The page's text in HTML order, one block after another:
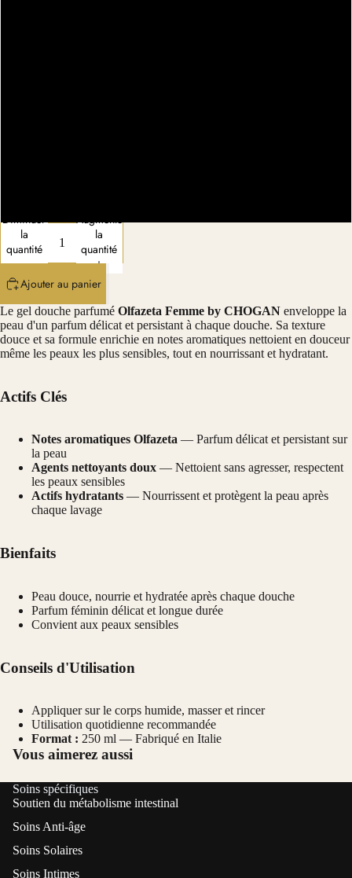
Diminuer
la
quantité
Augmenter
la
quantité
Ajouter au panier
Le gel douche parfumé Olfazeta Femme by CHOGAN enveloppe la
peau d'un parfum délicat et persistant à chaque douche. Sa texture
douce et sa formule enrichie en notes aromatiques nettoient en douceur
même les peaux les plus sensibles, tout en nourrissant et hydratant.
Actifs Clés
Notes aromatiques Olfazeta — Parfum délicat et persistant sur
la peau
Agents nettoyants doux — Nettoient sans agresser, respectent
les peaux sensibles
Actifs hydratants — Nourrissent et protègent la peau après
chaque lavage
Bienfaits
Peau douce, nourrie et hydratée après chaque douche
Parfum féminin délicat et longue durée
Convient aux peaux sensibles
Conseils d'Utilisation
Appliquer sur le corps humide, masser et rincer
Utilisation quotidienne recommandée
Format : 250 ml — Fabriqué en Italie
Vous aimerez aussi
Soins spécifiques
Soutien du métabolisme intestinal
Soins Anti-âge
Soins Solaires
Soins Intimes